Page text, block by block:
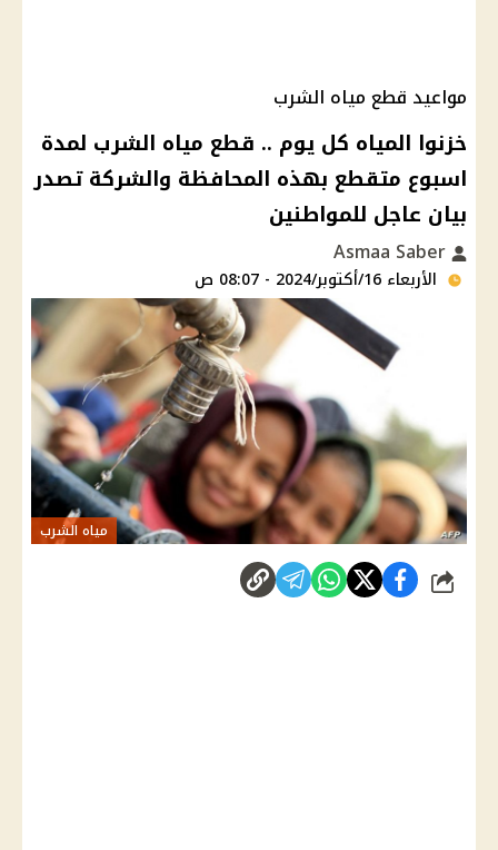
مواعيد قطع مياه الشرب
خزنوا المياه كل يوم .. قطع مياه الشرب لمدة
اسبوع متقطع بهذه المحافظة والشركة تصدر
بيان عاجل للمواطنين
الأربعاء 16/أكتوبر/2024 - 08:07 ص
مياه الشرب
شارك